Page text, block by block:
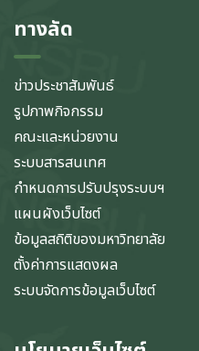
ทางลัด
ข่าวประชาสัมพันธ์
รูปภาพกิจกรรม
คณะและหน่วยงาน
ระบบสารสนเทศ
กำหนดการปรับปรุงระบบฯ
แผนผังเว็บไซต์
ข้อมูลสถิติของมหาวิทยาลัย
ตั้งค่าการแสดงผล
ระบบจัดการข้อมูลเว็บไซต์